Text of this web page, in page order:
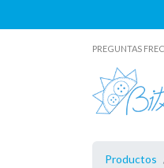
PREGUNTAS
Productos